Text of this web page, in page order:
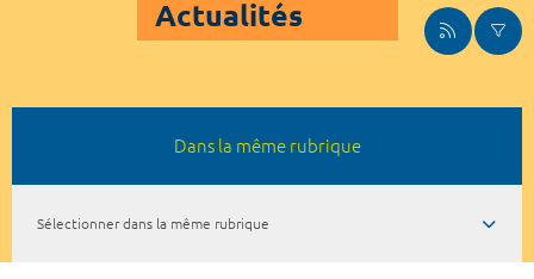
Actualités
Dans la même rubrique
Sélectionner dans la même rubrique